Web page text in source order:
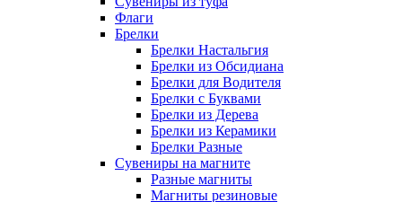
Флаги
Брелки
Брелки Настальгия
Брелки из Обсидиана
Брелки для Водителя
Брелки с Буквами
Брелки из Дерева
Брелки из Керамики
Брелки Разные
Сувениры на магните
Разные магниты
Магниты резиновые